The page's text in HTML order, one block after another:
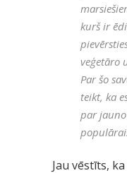
kurš ir
veģetāro
Par šo
teikt, ka
par
Jau vēstīts,